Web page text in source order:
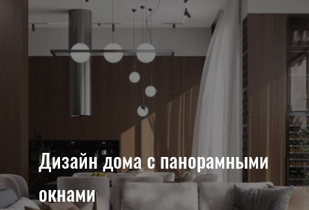
Дизайн дома с панорамными
окнами